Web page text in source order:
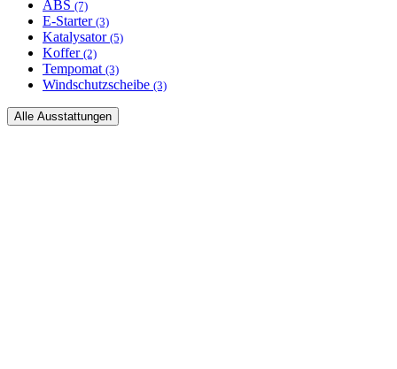
ABS (7)
E-Starter (3)
Katalysator (5)
Koffer (2)
Tempomat (3)
Windschutzscheibe (3)
Alle Ausstattungen